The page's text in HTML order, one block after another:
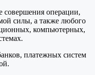
совершения операции,
силы, а также любого
компьютерных,
платежных систем